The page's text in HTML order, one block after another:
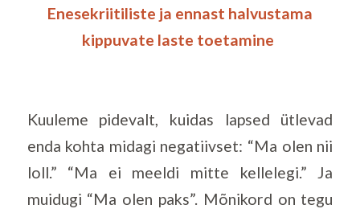
Enesekriitiliste ja ennast halvustama
kippuvate laste toetamine
Kuuleme pidevalt, kuidas lapsed ütlevad
enda kohta midagi negatiivset: “Ma olen nii
loll.” “Ma ei meeldi mitte kellelegi.” Ja
muidugi “Ma olen paks”. Mõnikord on tegu